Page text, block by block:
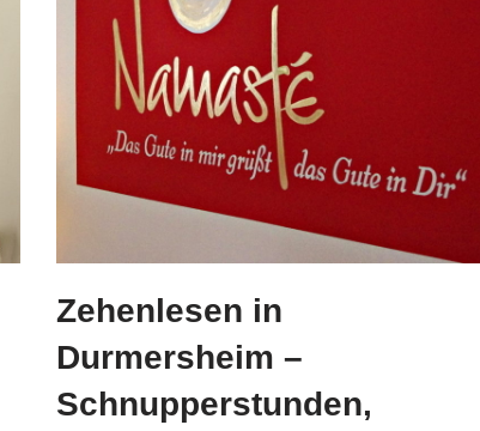
Zehenlesen in
Durmersheim –
Schnupperstunden,